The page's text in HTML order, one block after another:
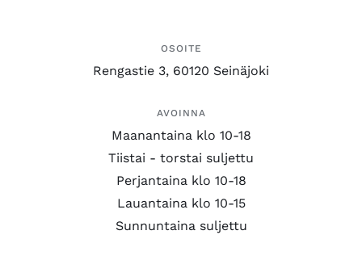
OSOITE
Rengastie 3, 60120 Seinäjoki
AVOINNA
Maanantaina klo 10-18
Tiistai - torstai suljettu
Perjantaina klo 10-18
Lauantaina klo 10-15
Sunnuntaina suljettu